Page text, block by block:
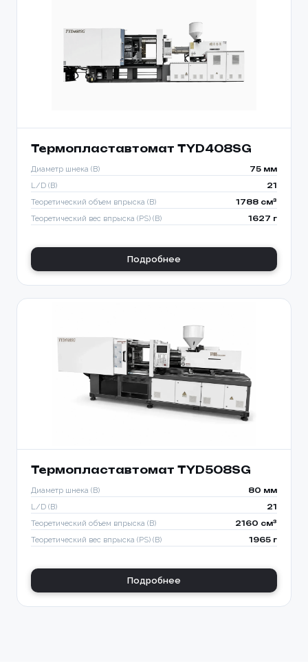
Термопластавтомат TYD408SG
Диаметр шнека (B) 75 мм
L/D (B) 21
Теоретический объем впрыска (B) 1788 см³
Теоретический вес впрыска (PS) (B) 1627 г
Подробнее
Термопластавтомат TYD508SG
Диаметр шнека (B) 80 мм
L/D (B) 21
Теоретический объем впрыска (B) 2160 см³
Теоретический вес впрыска (PS) (B) 1965 г
Подробнее